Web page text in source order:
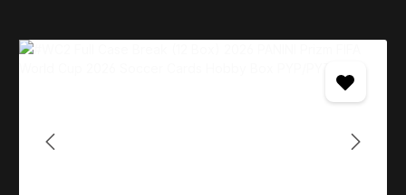
Bildergalerie überspringen